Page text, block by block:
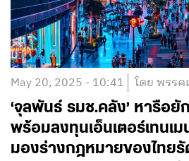
May 20, 2025 - 10:41 โดย พรรค
‘จุลพันธ์ รมช.คลัง’ หารือ
พร้อมลงทุนเอ็นเตอร์เทนเ
มองร่างกฎหมายของไทยรั